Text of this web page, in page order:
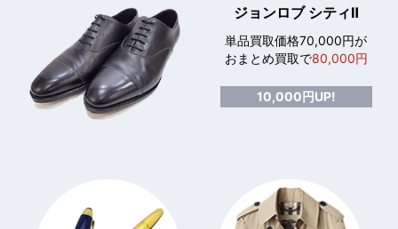
ジョンロブ シティⅡ
単品買取価格70,000円が
おまとめ買取で80,000円
10,000円UP!